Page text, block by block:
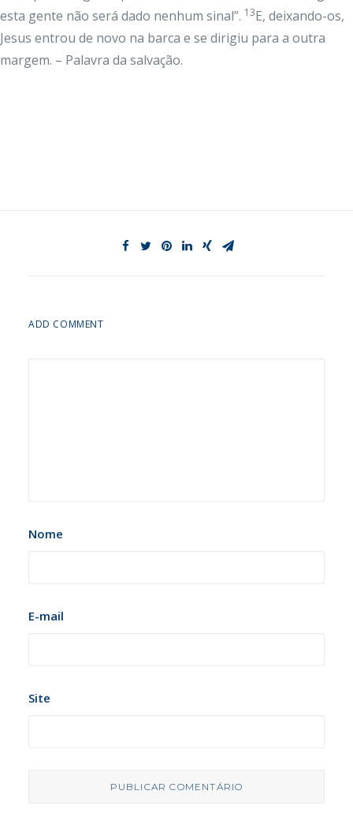
esta gente não será dado nenhum sinal”. 13E, deixando-os,
Jesus entrou de novo na barca e se dirigiu para a outra
margem. – Palavra da salvação.
ADD COMMENT
Nome
E-mail
Site